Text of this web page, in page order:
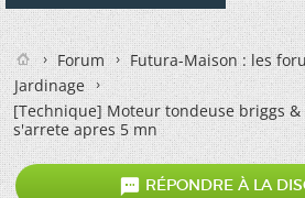
Forum
Futura-Maison : les
Jardinage
[Technique] Moteur tondeuse briggs &
s'arrete apres 5 mn
 RÉPONDRE À LA